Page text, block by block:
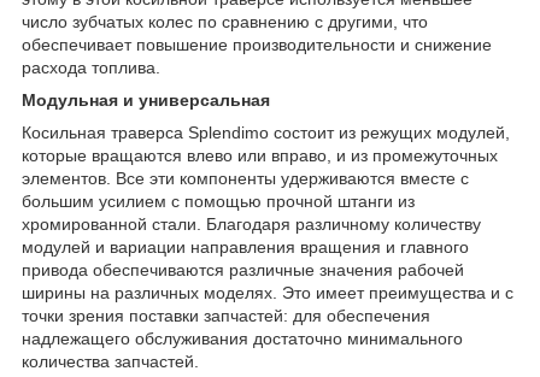
число зубчатых колес по сравнению с другими, что
обеспечивает повышение производительности и снижение
расхода топлива.
Модульная и универсальная
Косильная траверса Splendimo состоит из режущих модулей,
которые вращаются влево или вправо, и из промежуточных
элементов. Все эти компоненты удерживаются вместе с
большим усилием с помощью прочной штанги из
хромированной стали. Благодаря различному количеству
модулей и вариации направления вращения и главного
привода обеспечиваются различные значения рабочей
ширины на различных моделях. Это имеет преимущества и с
точки зрения поставки запчастей: для обеспечения
надлежащего обслуживания достаточно минимального
количества запчастей.